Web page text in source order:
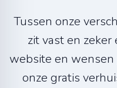
Tussen onze
zit vast en
website en wensen
onze gratis